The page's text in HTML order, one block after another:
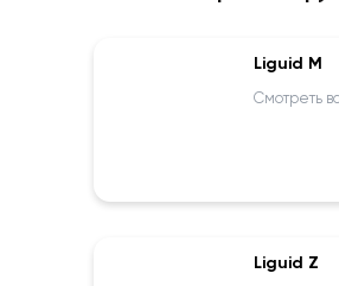
Liguid M
Смотреть
Liguid Z